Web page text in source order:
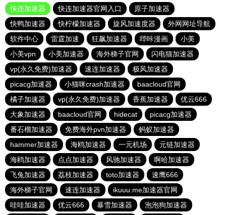
快连加速器
快连加速器官网入口
原子加速器
快鸭加速器
快柠檬加速器 旋风加速度器
外网网址导航
软件中心
雷霆加速 狂飙加速器 哔咔漫画
小美
小美vpn
小美加速器 海外梯子官网
闪电猫加速器
vp(永久免费)加速器
速连加速器
极风加速器
picacg加速器
小猫咪crash加速器
baacloud官网
橘子加速器
vp(永久免费)加速器 香蕉加速器
优云666
大象加速器
baacloud官网 hidecat
picacg加速器
番石榴加速器
免费海外pvn加速器
蚂蚁加速器
hammer加速器
海鸥加速器 一元机场
元链加速器
海鸥加速器
点点加速器 风驰加速器
啊哈加速器
飞兔加速器
荔枝加速器 toto加速器
速鹰666
海外梯子官网
速连加速器
ikuuu.me加速器官网
哇哇加速器
优云666 暴雪加速器 泡泡狗加速器